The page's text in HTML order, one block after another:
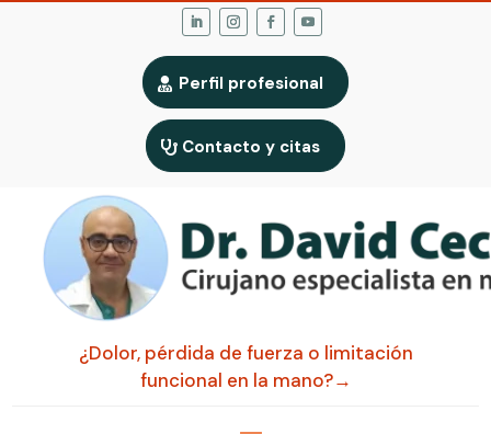
Perfil profesional
Contacto y citas
¿Dolor, pérdida de fuerza o limitación
funcional en la mano?→